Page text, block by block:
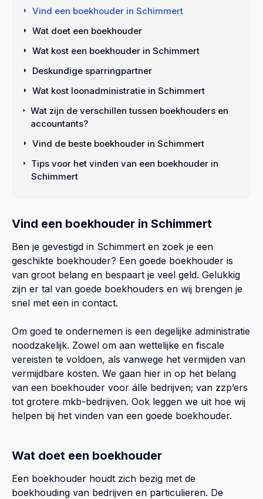
Vind een boekhouder in Schimmert
Ben je gevestigd in Schimmert en zoek je een
geschikte boekhouder? Een goede boekhouder is
van groot belang en bespaart je veel geld. Gelukkig
zijn er tal van goede boekhouders en wij brengen je
snel met een in contact.
Om goed te ondernemen is een degelijke administratie
noodzakelijk. Zowel om aan wettelijke en fiscale
vereisten te voldoen, als vanwege het vermijden van
vermijdbare kosten. We gaan hier in op het belang
van een boekhouder voor álle bedrijven; van zzp’ers
tot grotere mkb-bedrijven. Ook leggen we uit hoe wij
helpen bij het vinden van een goede boekhouder.
Wat doet een boekhouder
Een boekhouder houdt zich bezig met de
boekhouding van bedrijven en particulieren. De
Vind een boekhouder in Schimmert
Wat doet een boekhouder
Wat kost een boekhouder in Schimmert
Deskundige sparringpartner
Wat kost loonadministratie in Schimmert
Wat zijn de verschillen tussen boekhouders en
accountants?
Vind de beste boekhouder in Schimmert
Tips voor het vinden van een boekhouder in
Schimmert